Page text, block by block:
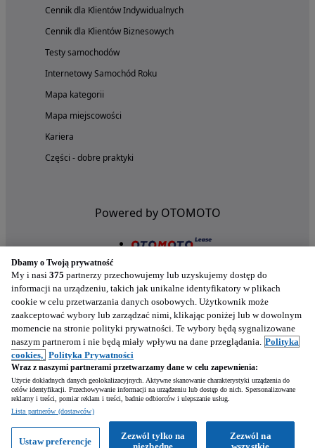
Cennik dla Klientów Indywidualnych
Cennik dla Klientów Biznesowych
Testy samochodów
Internetowy Samochód Roku
Mapa kategorii
Mapa miejscowości
Kariera
Części - dobre praktyki
Powered by OTOMOTO
Nasze aplikacje w twoim telefonie
Dbamy o Twoją prywatność
My i nasi 375 partnerzy przechowujemy lub uzyskujemy dostęp do
informacji na urządzeniu, takich jak unikalne identyfikatory w plikach
cookie w celu przetwarzania danych osobowych. Użytkownik może
zaakceptować wybory lub zarządzać nimi, klikając poniżej lub w dowolnym
momencie na stronie polityki prywatności. Te wybory będą sygnalizowane
naszym partnerom i nie będą miały wpływu na dane przeglądania. Polityka
cookies, Polityka Prywatności
Wraz z naszymi partnerami przetwarzamy dane w celu zapewnienia:
Użycie dokładnych danych geolokalizacyjnych. Aktywne skanowanie charakterystyki urządzenia do
celów identyfikacji. Przechowywanie informacji na urządzeniu lub dostęp do nich. Spersonalizowane
reklamy i treści, pomiar reklam i treści, badnie odbiorców i ulepszanie usług.
Lista partnerów (dostawców)
Zezwól na
Zezwól tylko na
Ustaw preferencje